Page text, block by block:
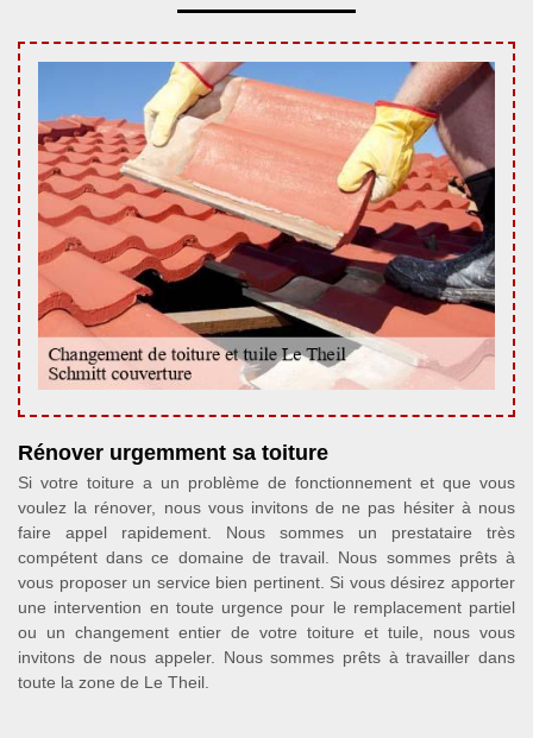
Rénover urgemment sa toiture
Si votre toiture a un problème de fonctionnement et que vous
voulez la rénover, nous vous invitons de ne pas hésiter à nous
faire appel rapidement. Nous sommes un prestataire très
compétent dans ce domaine de travail. Nous sommes prêts à
vous proposer un service bien pertinent. Si vous désirez apporter
une intervention en toute urgence pour le remplacement partiel
ou un changement entier de votre toiture et tuile, nous vous
invitons de nous appeler. Nous sommes prêts à travailler dans
toute la zone de Le Theil.